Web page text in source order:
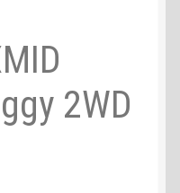
2WD